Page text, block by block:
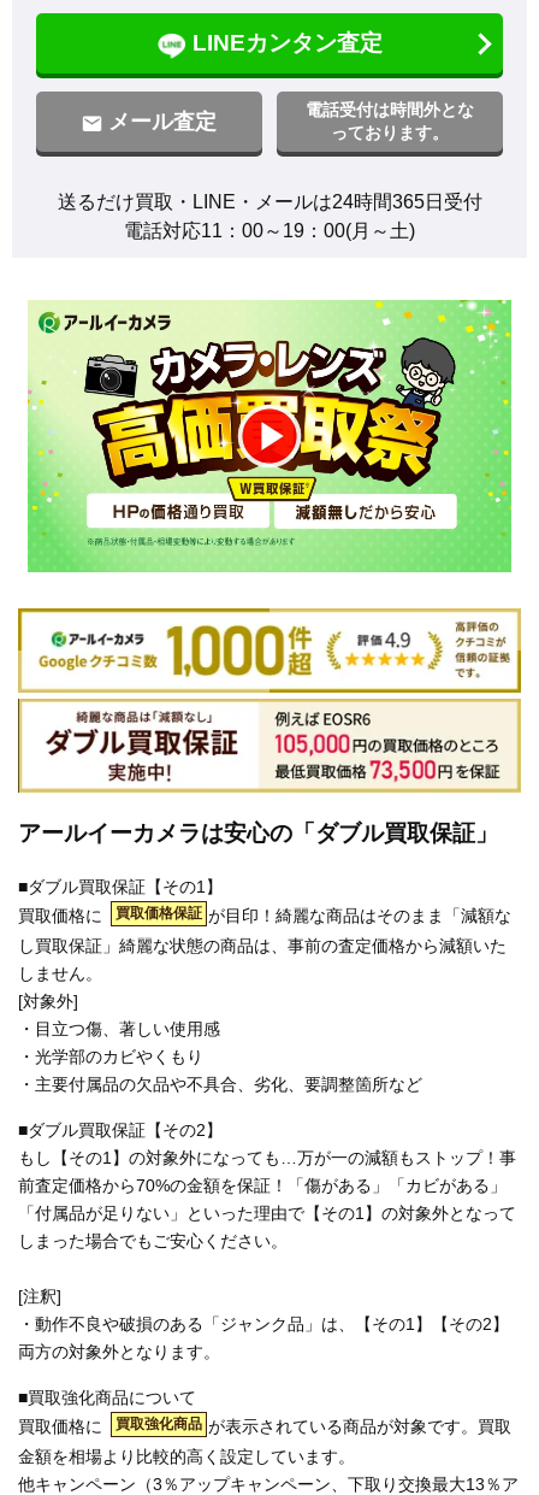
LINEカンタン査定
メール査定
電話受付は時間外とな
っております。
送るだけ買取・LINE・メールは24時間365日受付
電話対応11：00～19：00(月～土)
アールイーカメラは安心の「ダブル買取保証」
■ダブル買取保証【その1】
買取価格に
買取価格保証 が目印！綺麗な商品はそのまま「減額な
し買取保証」綺麗な状態の商品は、事前の査定価格から減額いた
しません。
[対象外]
・目立つ傷、著しい使用感
・光学部のカビやくもり
・主要付属品の欠品や不具合、劣化、要調整箇所など
■ダブル買取保証【その2】
もし【その1】の対象外になっても…万が一の減額もストップ！事
前査定価格から70%の金額を保証！「傷がある」「カビがある」
「付属品が足りない」といった理由で【その1】の対象外となって
しまった場合でもご安心ください。
[注釈]
・動作不良や破損のある「ジャンク品」は、【その1】【その2】
両方の対象外となります。
■買取強化商品について
買取価格に
買取強化商品 が表示されている商品が対象です。買取
金額を相場より比較的高く設定しています。
他キャンペーン（3％アップキャンペーン、下取り交換最大13％ア